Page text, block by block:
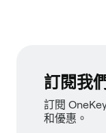
訂閱我
訂閱
和優惠。